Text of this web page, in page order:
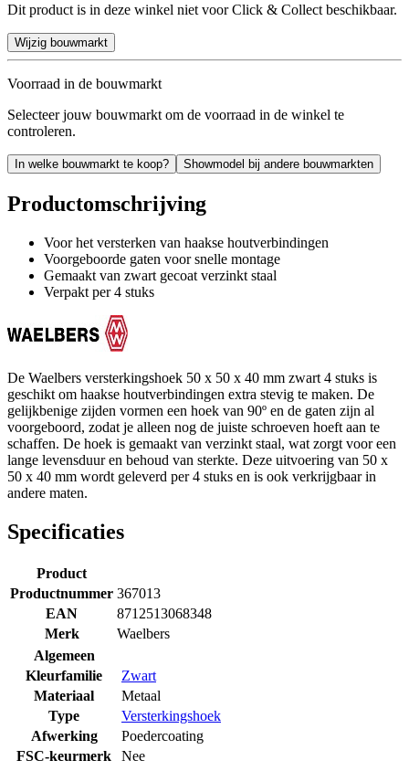
Dit product is in deze winkel niet voor Click & Collect beschikbaar.
Wijzig bouwmarkt
Voorraad in de bouwmarkt
Selecteer jouw bouwmarkt om de voorraad in de winkel te
controleren.
In welke bouwmarkt te koop? Showmodel bij andere bouwmarkten
Productomschrijving
Voor het versterken van haakse houtverbindingen
Voorgeboorde gaten voor snelle montage
Gemaakt van zwart gecoat verzinkt staal
Verpakt per 4 stuks
De Waelbers versterkingshoek 50 x 50 x 40 mm zwart 4 stuks is
geschikt om haakse houtverbindingen extra stevig te maken. De
gelijkbenige zijden vormen een hoek van 90º en de gaten zijn al
voorgeboord, zodat je alleen nog de juiste schroeven hoeft aan te
schaffen. De hoek is gemaakt van verzinkt staal, wat zorgt voor een
lange levensduur en behoud van sterkte. Deze uitvoering van 50 x
50 x 40 mm wordt geleverd per 4 stuks en is ook verkrijgbaar in
andere maten.
Specificaties
Product
Productnummer 367013
EAN
8712513068348
Merk
Waelbers
Algemeen
Kleurfamilie
Zwart
Materiaal
Metaal
Type
Versterkingshoek
Afwerking
Poedercoating
FSC-keurmerk
Nee